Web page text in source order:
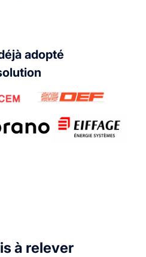
adopté
à relever